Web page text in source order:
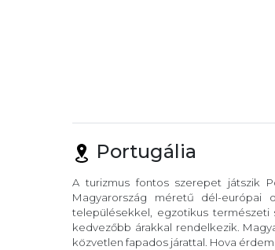
Portugália
A turizmus fontos szerepet játszik
Magyarország méretű dél-európai
településekkel, egzotikus
kedvezőbb árakkal rendelkezik.
közvetlen fapados járattal. Hova